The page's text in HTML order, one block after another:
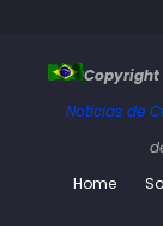
Copyright
Notícias de
Home